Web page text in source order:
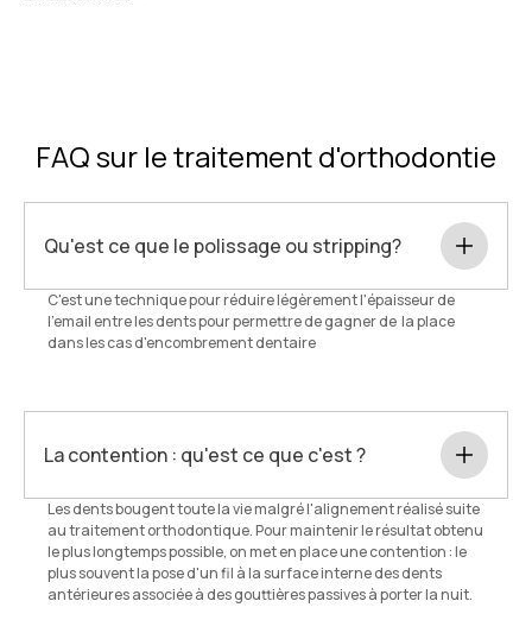
FAQ sur le traitement d'orthodontie
Qu'est ce que le polissage ou stripping?
C'est une technique pour réduire légèrement l'épaisseur de
l'email entre les dents pour permettre de gagner de la place
dans les cas d'encombrement dentaire
La contention : qu'est ce que c'est ?
Les dents bougent toute la vie malgré l'alignement réalisé suite
au traitement orthodontique. Pour maintenir le résultat obtenu
le plus longtemps possible, on met en place une contention : le
plus souvent la pose d'un fil à la surface interne des dents
antérieures associée à des gouttières passives à porter la nuit.